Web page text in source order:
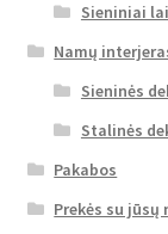
Sieniniai
Namų
Sieninės
Stalinės
Pakabos
Prekės su